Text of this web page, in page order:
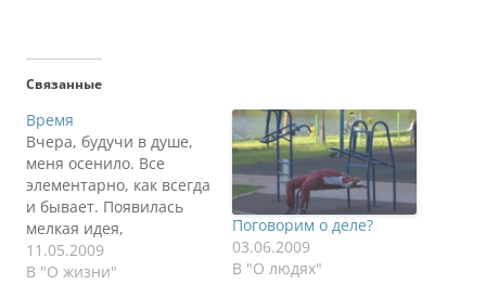
Связанные
Время
Вчера, будучи в душе,
меня осенило. Все
элементарно, как всегда
и бывает. Появилась
мелкая идея,
творческая. Надо ей
заняться.
11.05.2009
В "О жизни"
Поговорим о деле?
03.06.2009
В "О людях"